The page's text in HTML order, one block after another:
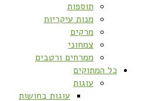
תוספות
מנות עיקריות
מרקים
צמחוני
ממרחים ורטבים
כל המתוקים
עוגות
עוגות בחושות